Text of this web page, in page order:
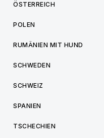
ÖSTERREICH
POLEN
RUMÄNIEN MIT HUND
SCHWEDEN
SCHWEIZ
SPANIEN
TSCHECHIEN